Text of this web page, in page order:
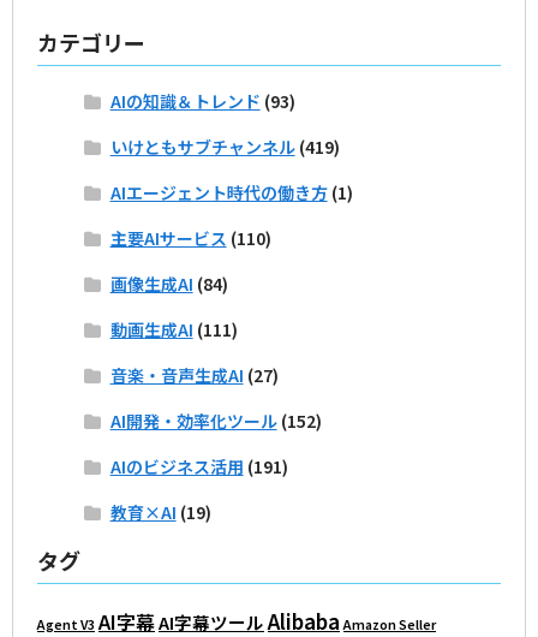
カテゴリー
AIの知識＆トレンド (93)
いけともサブチャンネル(419)
AIエージェント時代の働き方(1)
主要AIサービス (110)
画像生成AI (84)
動画生成AI (111)
音楽・音声生成AI (27)
AI開発・効率化ツール(152)
AIのビジネス活用 (191)
教育×AI (19)
タグ
Agent V3 AI字幕AI字幕ツールAlibaba Amazon Seller